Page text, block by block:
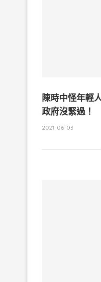
陳時中怪年輕
政府沒緊過！
2021-06-03